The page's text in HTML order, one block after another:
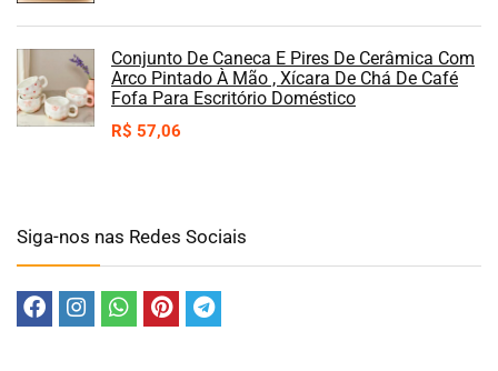
Conjunto De Caneca E Pires De Cerâmica Com
Arco Pintado À Mão , Xícara De Chá De Café
Fofa Para Escritório Doméstico
R$ 57,06
Siga-nos nas Redes Sociais